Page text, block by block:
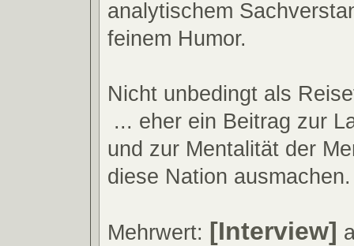
analytischem
feinem Humor.
Nicht unbedingt als
... eher ein Beitrag zur
und zur Mentalität der
diese Nation ausmachen.
Mehrwert: [Interview]